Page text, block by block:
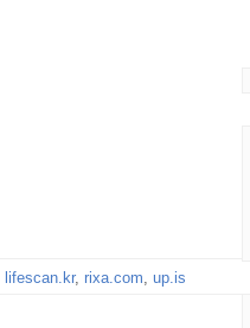
lifescan.kr, rixa.com, up.is